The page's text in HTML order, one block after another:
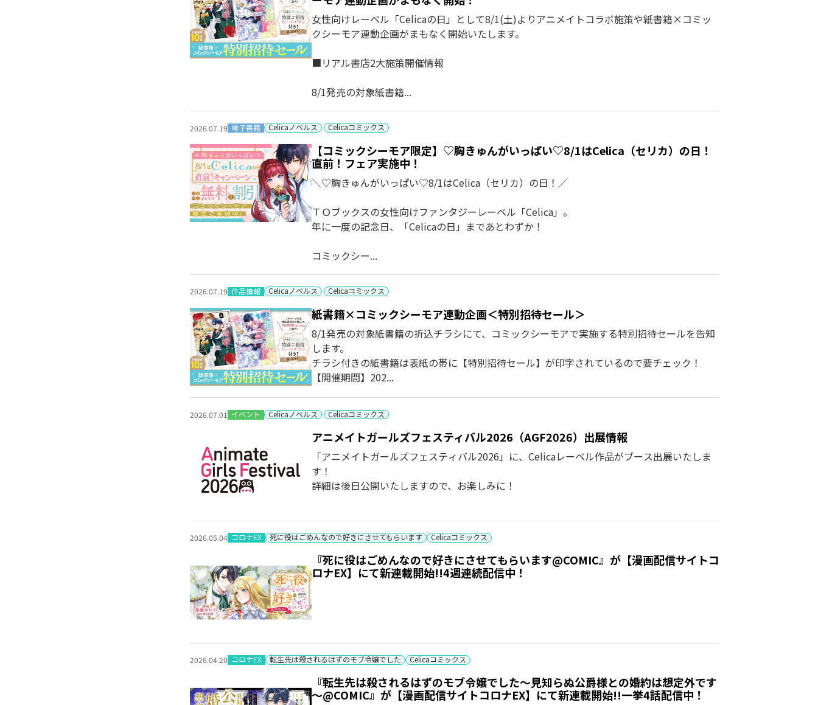
女性向けレーベル「Celicaの日」として8/1(土)よりアニメイトコラボ施策や紙書籍×コミッ
クシーモア連動企画がまもなく開始いたします。
■リアル書店2大施策開催情報
8/1発売の対象紙書籍...
2026.07.19 電子書籍 Celicaノベルス Celicaコミックス
【コミックシーモア限定】♡胸きゅんがいっぱい♡8/1はCelica（セリカ）の日！
直前！フェア実施中！
＼♡胸きゅんがいっぱい♡8/1はCelica（セリカ）の日！／
ＴＯブックスの女性向けファンタジーレーベル「Celica」。
年に一度の記念日、「Celicaの日」まであとわずか！
コミックシー...
2026.07.19 作品情報 Celicaノベルス Celicaコミックス
紙書籍×コミックシーモア連動企画＜特別招待セール＞
8/1発売の対象紙書籍の折込チラシにて、コミックシーモアで実施する特別招待セールを告知
します。
チラシ付きの紙書籍は表紙の帯に【特別招待セール】が印字されているので要チェック！
【開催期間】202...
2026.07.01 イベント Celicaノベルス Celicaコミックス
アニメイトガールズフェスティバル2026（AGF2026）出展情報
「アニメイトガールズフェスティバル2026」に、Celicaレーベル作品がブース出展いたしま
す！
詳細は後日公開いたしますので、お楽しみに！
2026.05.04 コロナEX 死に役はごめんなので好きにさせてもらいます Celicaコミックス
『死に役はごめんなので好きにさせてもらいます@COMIC』が【漫画配信サイトコ
ロナEX】にて新連載開始!!4週連続配信中！
2026.04.20 コロナEX 転生先は殺されるはずのモブ令嬢でした Celicaコミックス
『転生先は殺されるはずのモブ令嬢でした～見知らぬ公爵様との婚約は想定外です
～@COMIC』が【漫画配信サイトコロナEX】にて新連載開始!!一挙4話配信中！